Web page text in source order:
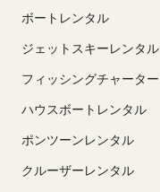
ボートレンタル
ジェットスキーレンタル
フィッシングチャーター
ハウスボートレンタル
ポンツーンレンタル
クルーザーレンタル